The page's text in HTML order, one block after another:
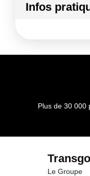
Matière : carton
Infos
Conformément
Plus de 30 000
Le Groupe